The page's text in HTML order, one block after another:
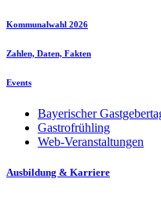
Kommunalwahl 2026
Zahlen, Daten, Fakten
Events
Bayerischer
Gastrofrühling
Web-Veranstaltungen
Ausbildung & Karriere